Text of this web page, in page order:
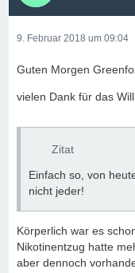
9. Februar 2018 um 09:04
Guten Morgen
vielen Dank für das
Zitat
Einfach so, von
nicht jeder!
Körperlich war es
Nikotinentzug hatte
aber dennoch